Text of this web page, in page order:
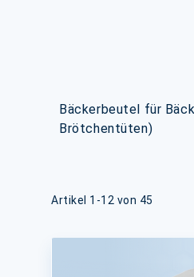
Bäckerbeutel für
Brötchentüten)
Artikel 1 -12 von 45